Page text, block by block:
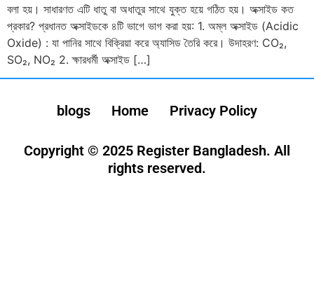
বলা হয়। সাধারণত এটি ধাতু বা অধাতুর সাথে যুক্ত হয়ে গঠিত হয়। অক্সাইড কত
প্রকার? প্রধানত অক্সাইডকে ৪টি ভাগে ভাগ করা হয়: 1. অম্ল অক্সাইড (Acidic
Oxide) : যা পানির সাথে বিক্রিয়া করে অ্যাসিড তৈরি করে। উদাহরণ: CO₂,
SO₂, NO₂ 2. ক্ষারধর্মী অক্সাইড […]
blogs Home Privacy Policy
Copyright © 2025 Register Bangladesh. All
rights reserved.